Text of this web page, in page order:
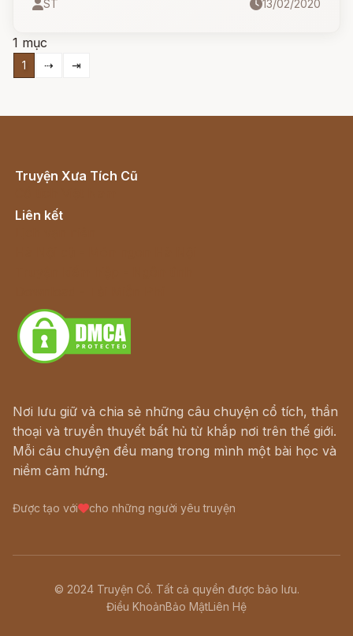
thảm khốc.
ST 13/02/2020
1 mục
1 ⇢ ⇥
Truyện Xưa Tích Cũ
Liên kết
Nơi lưu giữ và chia sẻ những câu chuyện cổ tích, thần
thoại và truyền thuyết bất hủ từ khắp nơi trên thế giới.
Mỗi câu chuyện đều mang trong mình một bài học và
niềm cảm hứng.
Được tạo với cho những người yêu truyện
© 2024 Truyện Cổ. Tất cả quyền được bảo lưu.
Điều KhoảnBảo MậtLiên Hệ